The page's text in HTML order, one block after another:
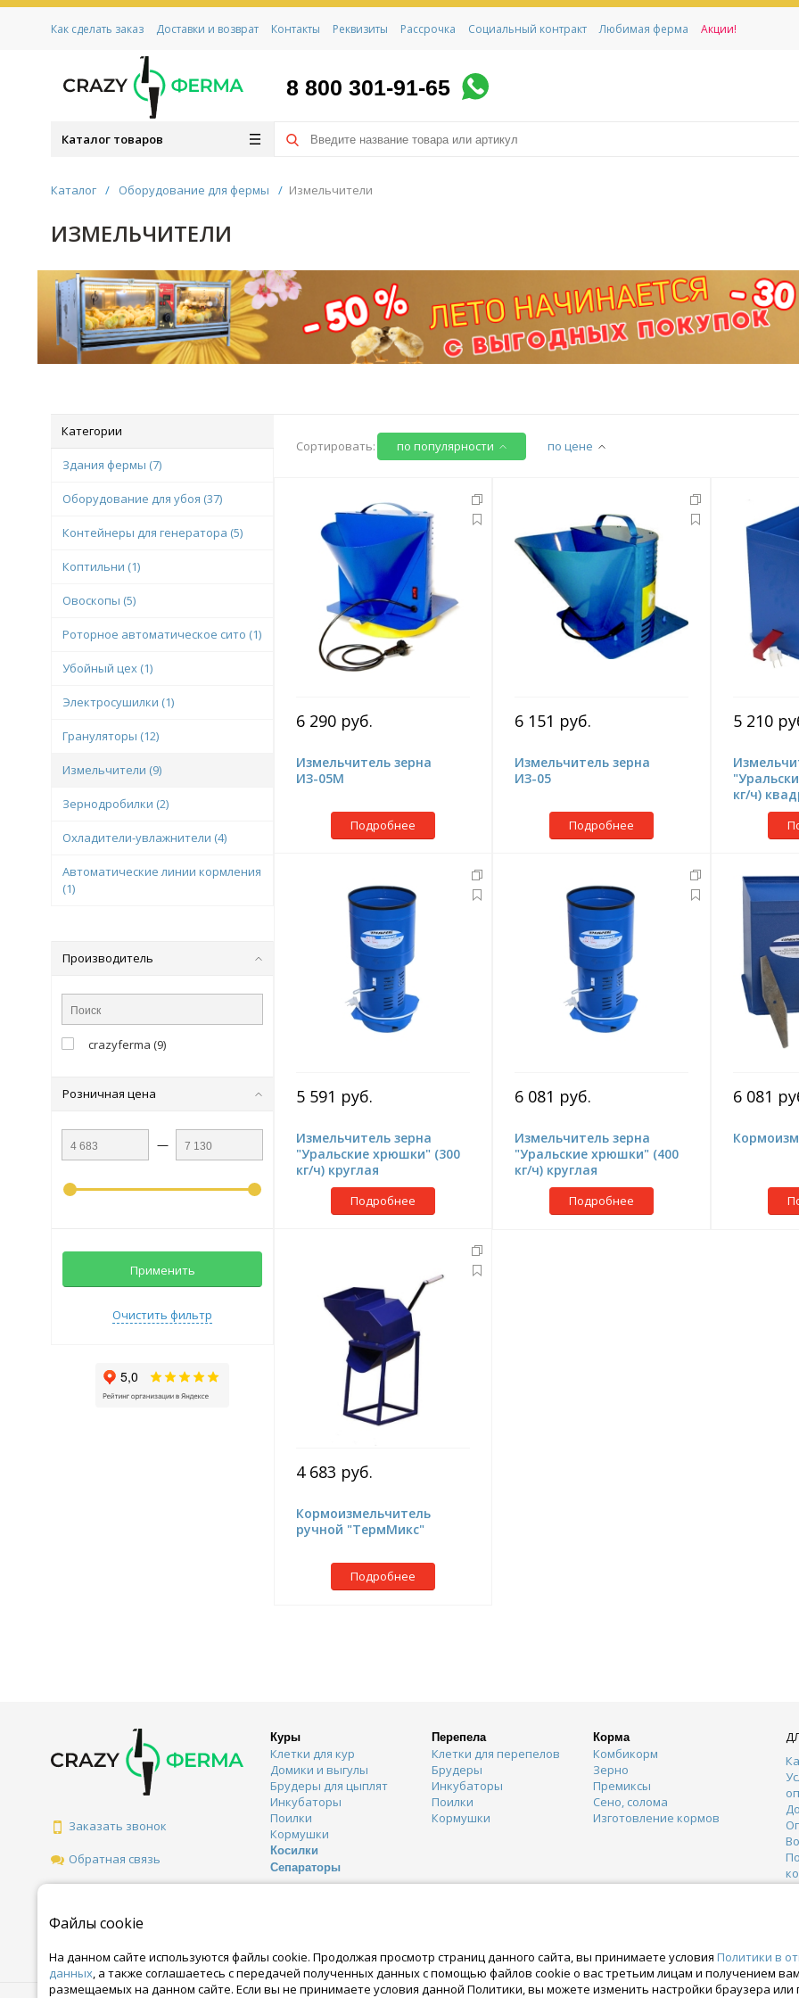
Как сделать заказ Доставки и возврат Контакты Реквизиты Рассрочка Социальный контракт Любимая ферма Акции!
8 800 301-91-65
Каталог товаров
Каталог / Оборудование для фермы / Измельчители
ИЗМЕЛЬЧИТЕЛИ
Категории
Здания фермы (7)
Оборудование для убоя (37)
Контейнеры для генератора (5)
Коптильни (1)
Овоскопы (5)
Роторное автоматическое сито (1)
Убойный цех (1)
Электросушилки (1)
Грануляторы (12)
Измельчители (9)
Зернодробилки (2)
Охладители-увлажнители (4)
Автоматические линии кормления
(1)
Производитель
crazyferma (9)
Розничная цена
—
Применить
Очистить фильтр
Сортировать: по популярности по цене
6 290 руб.
Измельчитель зерна
ИЗ-05М
Подробнее
6 151 руб.
Измельчитель зерна
ИЗ-05
Подробнее
5 210
кг/ч)
5 591 руб.
Измельчитель зерна
"Уральские хрюшки" (300
кг/ч) круглая
Подробнее
6 081 руб.
Измельчитель зерна
"Уральские хрюшки" (400
кг/ч) круглая
Подробнее
6 081
4 683 руб.
Кормоизмельчитель
ручной "ТермМикс"
Подробнее
Заказать звонок
Обратная связь
Куры
Клетки для кур
Домики и выгулы
Брудеры для цыплят
Инкубаторы
Поилки
Кормушки
Косилки
Сепараторы
Перепела
Клетки для перепелов
Брудеры
Инкубаторы
Поилки
Кормушки
Корма
Комбикорм
Зерно
Премиксы
Сено, солома
Изготовление кормов
Файлы cookie
На данном сайте используются файлы cookie. Продолжая просмотр страниц данного сайта, вы принимаете условия Политики в
данных, а также соглашаетесь с передачей полученных данных с помощью файлов cookie о вас третьим лицам и получением
размещаемых на данном сайте. Если вы не принимаете условия данной Политики, вы можете изменить настройки браузера или